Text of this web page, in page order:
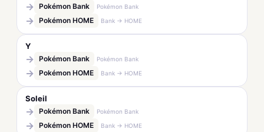
→ Pokémon Bank Pokémon Bank
→ Pokémon HOME Bank → HOME
Y
→ Pokémon Bank Pokémon Bank
→ Pokémon HOME Bank → HOME
Soleil
→ Pokémon Bank Pokémon Bank
→ Pokémon HOME Bank → HOME